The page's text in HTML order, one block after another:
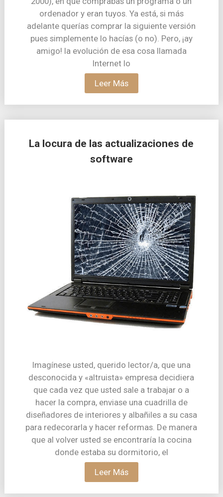
ordenador y eran tuyos. Ya está, si más
adelante querías comprar la siguiente versión
pues simplemente lo hacías (o no). Pero, ¡ay
amigo! la evolución de esa cosa llamada
Internet lo
Leer Más
La locura de las actualizaciones de
software
Imagínese usted, querido lector/a, que una
desconocida y «altruista» empresa decidiera
que cada vez que usted sale a trabajar o a
hacer la compra, enviase una cuadrilla de
diseñadores de interiores y albañiles a su casa
para redecorarla y hacer reformas. De manera
que al volver usted se encontraría la cocina
donde estaba su dormitorio, el
Leer Más